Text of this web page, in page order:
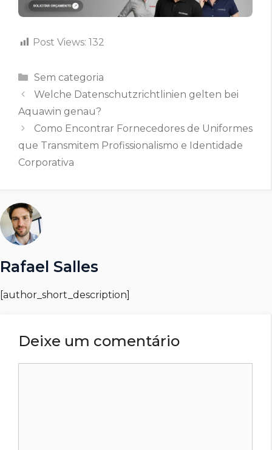
Post Views: 132
Categorias
Sem categoria
Welche Datenschutzrichtlinien gelten bei
Aquawin genau?
Como Encontrar Fornecedores de Uniformes
que Transmitem Profissionalismo e Identidade
Corporativa
Rafael Salles
[author_short_description]
Deixe um comentário